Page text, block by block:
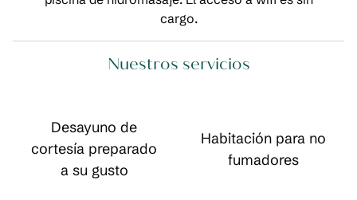
cargo.
Nuestros servicios
Desayuno de
cortesía preparado
a su gusto
Habitación para no
fumadores